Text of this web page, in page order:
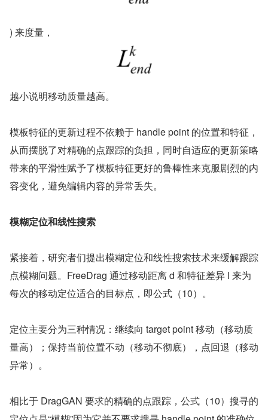
) 来度量，
越小说明移动质量越高。
模板特征的更新过程不依赖于 handle point 的位置和特征，
从而摆脱了对精确的点跟踪的负担，同时自适应的更新策略
带来的平滑性赋予了模板特征更好的鲁棒性来克服剧烈的内
容变化，避免编辑内容的异常丢失。
模糊定位和线性搜索
紧接着，研究者们提出模糊定位和线性搜索技术来缓解跟踪
点模糊问题。FreeDrag 通过移动距离 d 和特征差异 l 来为
每次的移动定位适合的目标点，即公式（10）。
定位主要分为三种情况：继续向 target point 移动（移动质
量高）；保持当前位置不动（移动不彻底），点回退（移动
异常）。
相比于 DragGAN 要求的精确的点跟踪，公式（10）搜寻的